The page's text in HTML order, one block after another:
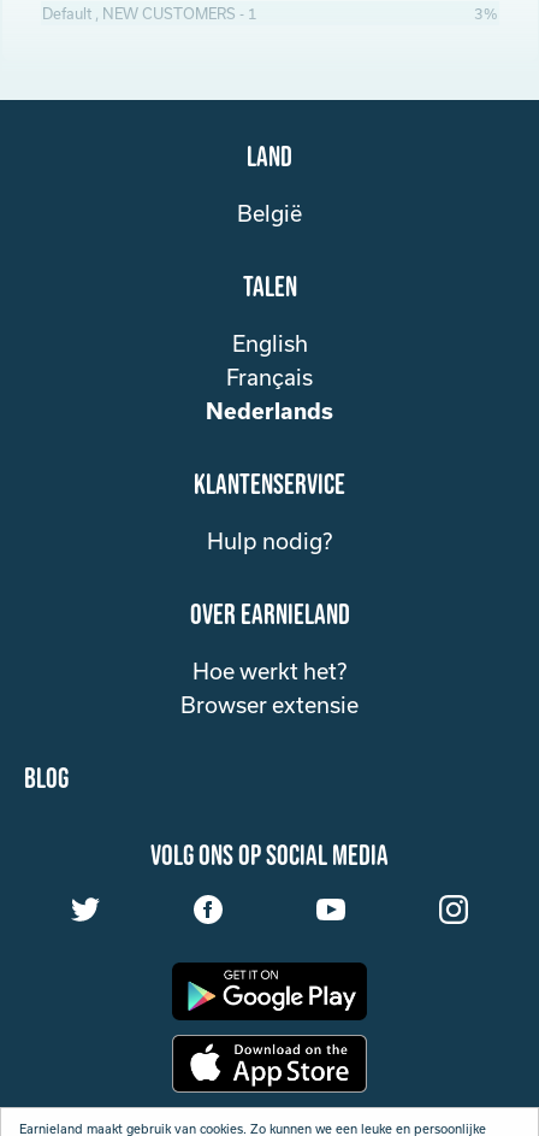
Earnieland maakt gebruik van cookies. Zo kunnen we een leuke en persoonlijke
Default , NEW CUSTOMERS - 1 3%
Land
België
Talen
English
Français
Nederlands
klantenservice
Hulp nodig?
over Earnieland
Hoe werkt het?
Browser extensie
Blog
volg ons op social media
Algemene Voorwaarden